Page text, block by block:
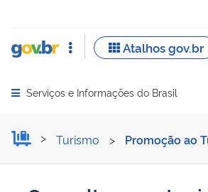
Abrir menu principal de navegação
Serviços e Informações do Brasil
Consultar
Turismo > Promoção ao